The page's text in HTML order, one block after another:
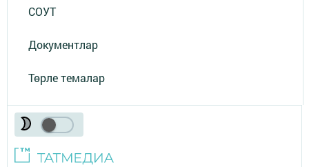
СОУТ
Документлар
Төрле темалар